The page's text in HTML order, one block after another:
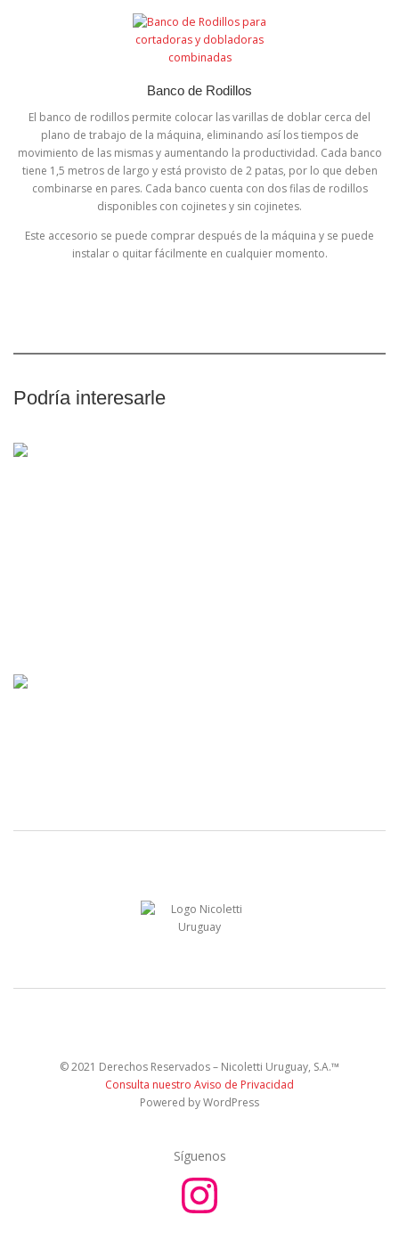
Banco de Rodillos
El banco de rodillos permite colocar las varillas de doblar cerca del
plano de trabajo de la máquina, eliminando así los tiempos de
movimiento de las mismas y aumentando la productividad. Cada banco
tiene 1,5 metros de largo y está provisto de 2 patas, por lo que deben
combinarse en pares. Cada banco cuenta con dos filas de rodillos
disponibles con cojinetes y sin cojinetes.
Este accesorio se puede comprar después de la máquina y se puede
instalar o quitar fácilmente en cualquier momento.
Podría interesarle
© 2021 Derechos Reservados – Nicoletti Uruguay, S.A.™
Consulta nuestro Aviso de Privacidad
Powered by WordPress
Síguenos
I
n